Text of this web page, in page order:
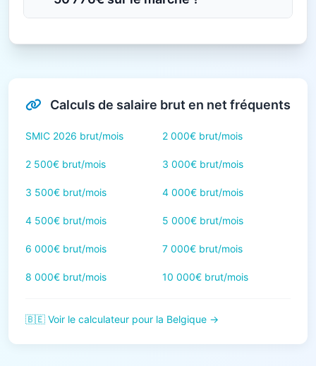
Calculs de salaire brut en net fréquents
SMIC 2026 brut/mois 2 000€ brut/mois
2 500€ brut/mois 3 000€ brut/mois
3 500€ brut/mois 4 000€ brut/mois
4 500€ brut/mois 5 000€ brut/mois
6 000€ brut/mois 7 000€ brut/mois
8 000€ brut/mois 10 000€ brut/mois
🇧🇪 Voir le calculateur pour la Belgique →